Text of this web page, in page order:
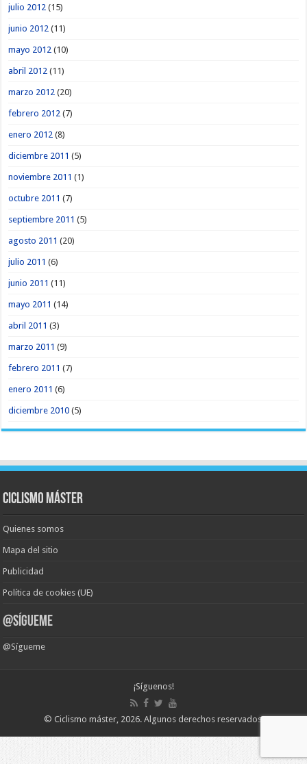
julio 2012 (15)
junio 2012 (11)
mayo 2012 (10)
abril 2012 (11)
marzo 2012 (20)
febrero 2012 (7)
enero 2012 (8)
diciembre 2011 (5)
noviembre 2011 (1)
octubre 2011 (7)
septiembre 2011 (5)
agosto 2011 (20)
julio 2011 (6)
junio 2011 (11)
mayo 2011 (14)
abril 2011 (3)
marzo 2011 (9)
febrero 2011 (7)
enero 2011 (6)
diciembre 2010 (5)
Ciclismo Máster
Quienes somos
Mapa del sitio
Publicidad
Política de cookies (UE)
@Sígueme
@Sígueme
¡Síguenos!
© Ciclismo máster, 2026. Algunos derechos reservados.